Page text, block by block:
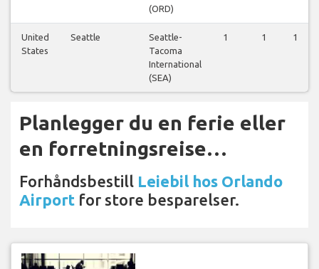
(ORD)
United
States
Seattle
Seattle-
Tacoma
International
(SEA)
1 1 1
Planlegger du en ferie eller
en forretningsreise…
Forhåndsbestill Leiebil hos Orlando
Airport for store besparelser.